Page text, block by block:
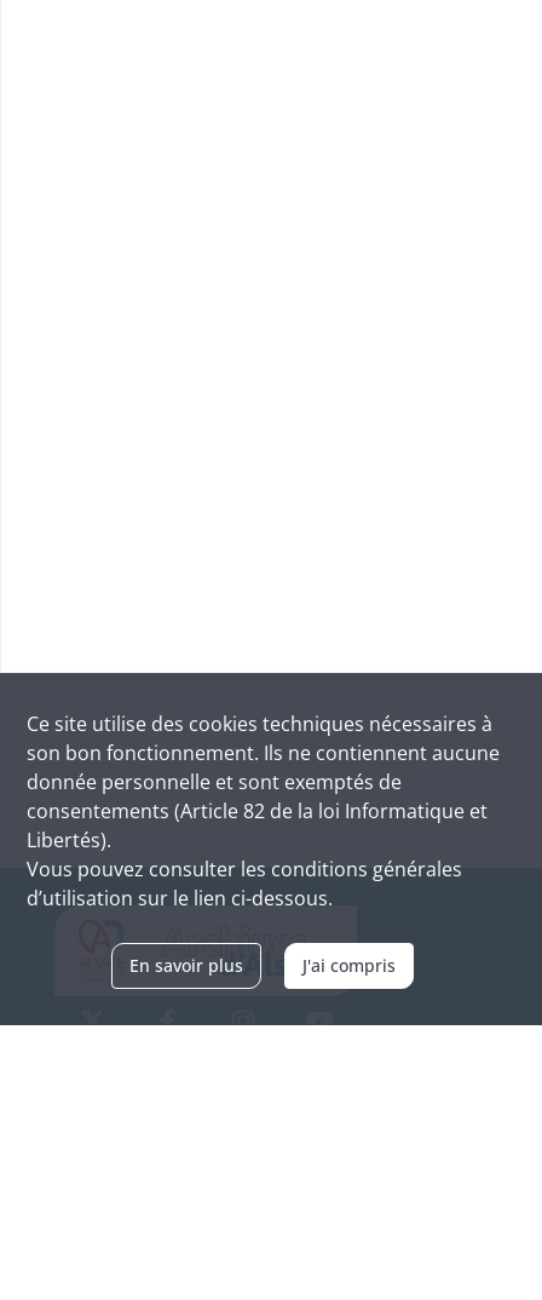
Ce site utilise des cookies techniques nécessaires à
son bon fonctionnement. Ils ne contiennent aucune
donnée personnelle et sont exemptés de
consentements (Article 82 de la loi Informatique et
Libertés).
Vous pouvez consulter les conditions générales
d’utilisation sur le lien ci-dessous.
En savoir plus J'ai compris